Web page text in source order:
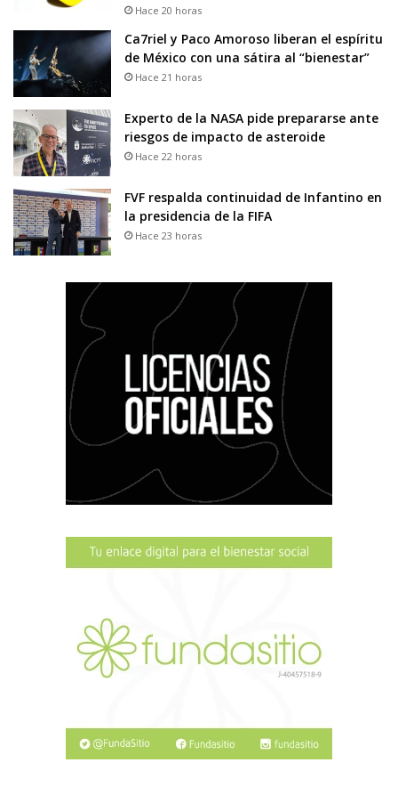
Hace 20 horas
Ca7riel y Paco Amoroso liberan el espíritu
de México con una sátira al “bienestar”
Hace 21 horas
Experto de la NASA pide prepararse ante
riesgos de impacto de asteroide
Hace 22 horas
FVF respalda continuidad de Infantino en
la presidencia de la FIFA
Hace 23 horas